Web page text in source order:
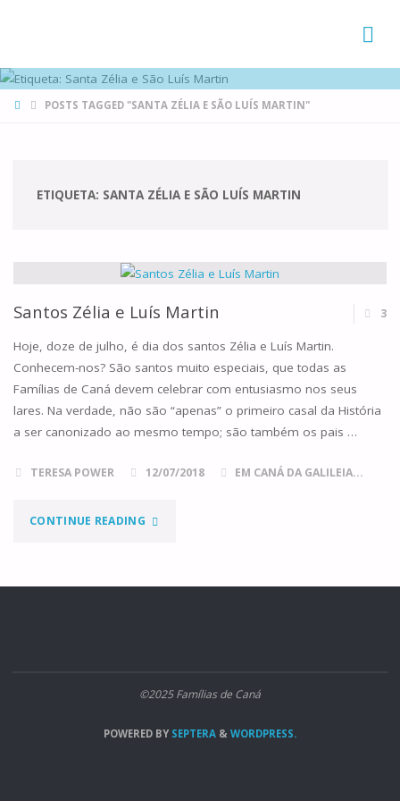
HOMEPOSTS TAGGED "SANTA ZÉLIA E SÃO LUÍS MARTIN"
ETIQUETA: SANTA ZÉLIA E SÃO LUÍS MARTIN
Santos Zélia e Luís Martin 3
Hoje, doze de julho, é dia dos santos Zélia e Luís Martin.
Conhecem-nos? São santos muito especiais, que todas as
Famílias de Caná devem celebrar com entusiasmo nos seus
lares. Na verdade, não são “apenas” o primeiro casal da História
a ser canonizado ao mesmo tempo; são também os pais …
TERESA POWER 12/07/2018 EM CANÁ DA GALILEIA...
CONTINUE READING"SANTOS
E
©2025 Famílias de Caná
POWERED BYSEPTERA & WORDPRESS.